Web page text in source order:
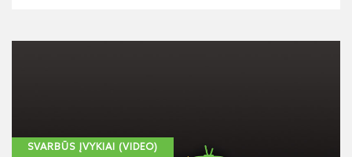
SVARBŪS ĮVYKIAI (VIDEO)